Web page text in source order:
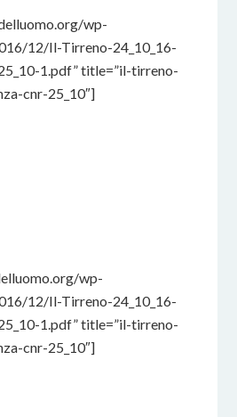
wp-
12/Il-Tirreno-24_10_16-
1.pdf” title=”il-tirreno-
cnr-25_10″]
wp-
12/Il-Tirreno-24_10_16-
1.pdf” title=”il-tirreno-
cnr-25_10″]